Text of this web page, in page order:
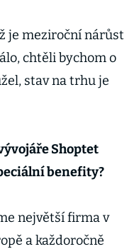
je meziroční nárůst
chtěli bychom o
stav na trhu je
Shoptet
benefity?
největší firma v
a každoročně